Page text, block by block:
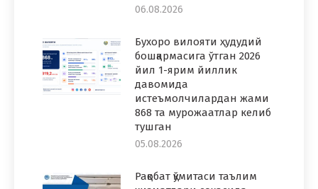
06.08.2026
Бухоро вилояти ҳудудий
бошқармасига ўтган 2026
йил 1-ярим йиллик
давомида
истеъмолчилардан жами
868 та мурожаатлар келиб
тушган
05.08.2026
Рақобат қўмитаси таълим